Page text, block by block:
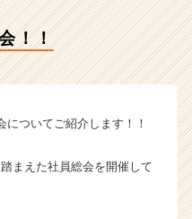
！！
ついてご紹介します！！
まえた社員総会を開催して